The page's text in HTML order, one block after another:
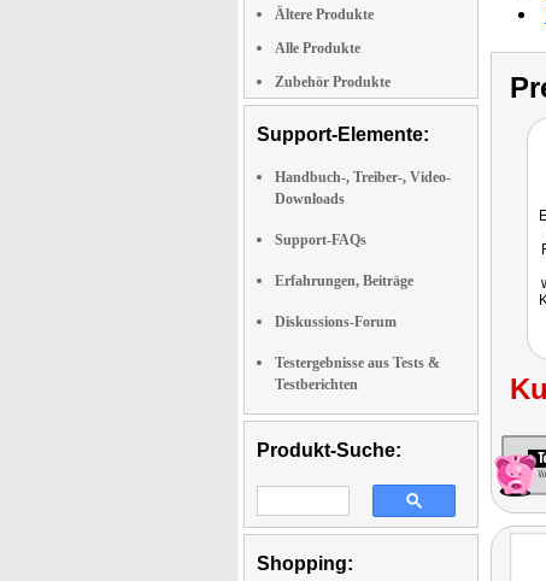
Ältere Produkte
Alle Produkte
Zubehör Produkte
Support-Elemente:
Handbuch-, Treiber-, Video-
Downloads
Support-FAQs
Erfahrungen, Beiträge
Diskussions-Forum
Testergebnisse aus Tests &
Testberichten
Produkt-Suche:
Shopping: